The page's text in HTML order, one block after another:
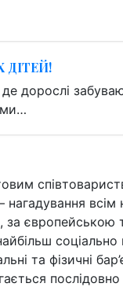
ДІТЕЙ!
дорослі
нагадування всім
за європейською
соціально
та фізичні
послідовно